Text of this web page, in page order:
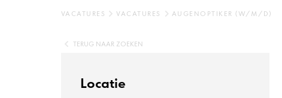
VACATURES VACATURES AUGENOPTIKER (W/M/D)
TERUG NAAR ZOEKEN
Locatie